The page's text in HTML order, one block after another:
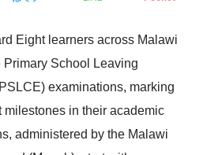
Eight learners across Malawi
School Leaving
examinations, marking
milestones in their academic
administered by the Malawi